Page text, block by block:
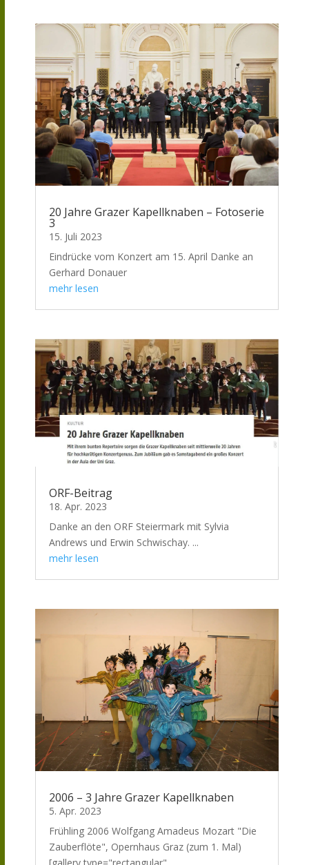
20 Jahre Grazer Kapellknaben – Fotoserie
3
15. Juli 2023
Eindrücke vom Konzert am 15. April Danke an
Gerhard Donauer
mehr lesen
ORF-Beitrag
18. Apr. 2023
Danke an den ORF Steiermark mit Sylvia
Andrews und Erwin Schwischay. ...
mehr lesen
2006 – 3 Jahre Grazer Kapellknaben
5. Apr. 2023
Frühling 2006 Wolfgang Amadeus Mozart "Die
Zauberflöte", Opernhaus Graz (zum 1. Mal)